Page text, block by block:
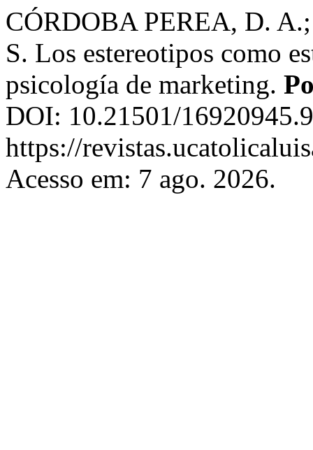
CÓRDOBA PEREA, D.
S. Los estereotipos como
psicología de marketing.
DOI: 10.21501/
https://
Acesso em: 7 ago. 2026.